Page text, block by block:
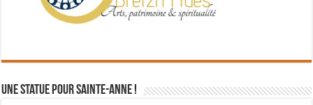
Une statue pour Sainte-Anne !